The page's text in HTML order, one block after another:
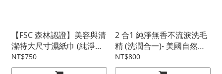
【FSC 森林認證】美容與清
潔特大尺寸濕紙巾 (純淨無
香) - 貓犬適用 ( 48 抽 )
NT$750
2 合1 純淨無香不流淚洗毛
精 (洗潤合一)- 美國自然獸
醫認證，貓犬通用 16oz
(473ml)
NT$800